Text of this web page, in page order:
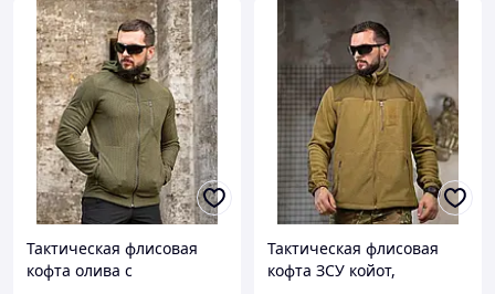
Тактическая флисовая
кофта олива с
Тактическая флисовая
кофта ЗСУ койот,